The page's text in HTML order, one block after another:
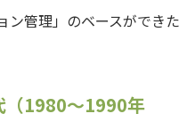
ン管理」のベースができた
（1980～1990年